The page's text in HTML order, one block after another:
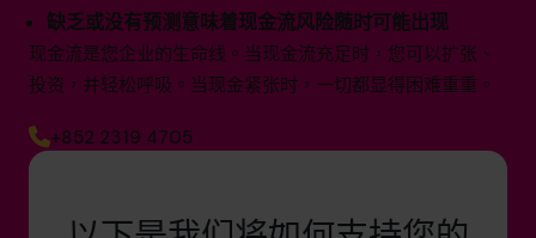
缺乏或没有预测意味着现金流风险随时可能出现
现金流是您企业的生命线。当现金流充足时，您可以扩张、
投资，并轻松呼吸。当现金紧张时，一切都显得困难重重。
+852 2319 4705